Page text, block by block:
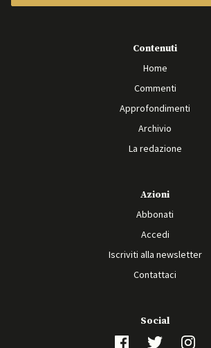
Contenuti
Home
Commenti
Approfondimenti
Archivio
La redazione
Azioni
Abbonati
Accedi
Iscriviti alla newsletter
Contattaci
Social